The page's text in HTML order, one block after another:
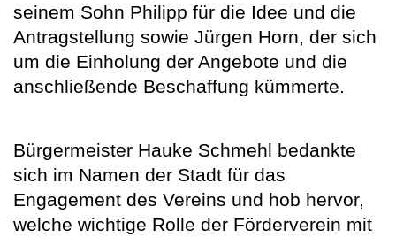
seinem Sohn Philipp für die Idee und die
Antragstellung sowie Jürgen Horn, der sich
um die Einholung der Angebote und die
anschließende Beschaffung kümmerte.
Bürgermeister Hauke Schmehl bedankte
sich im Namen der Stadt für das
Engagement des Vereins und hob hervor,
welche wichtige Rolle der Förderverein mit